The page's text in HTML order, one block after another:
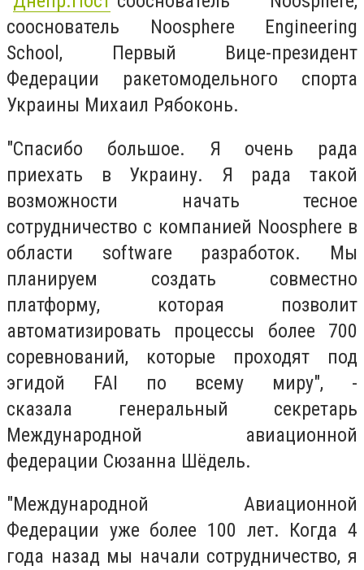
сооснователь Noosphere Engineering
School, Первый Вице-президент
Федерации ракетомодельного спорта
Украины Михаил Рябоконь.
"Спасибо большое. Я очень рада
приехать в Украину. Я рада такой
возможности начать тесное
сотрудничество с компанией Noosphere в
области software разработок. Мы
планируем создать совместно
платформу, которая позволит
автоматизировать процессы более 700
соревнований, которые проходят под
эгидой FAI по всему миру", -
сказала генеральный секретарь
Международной авиационной
федерации Сюзанна Шёдель.
"Международной Авиационной
Федерации уже более 100 лет. Когда 4
года назад мы начали сотрудничество, я